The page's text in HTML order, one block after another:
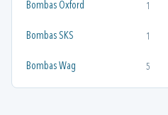
Bombas Oxford 1
Bombas SKS 1
Bombas Wag 5